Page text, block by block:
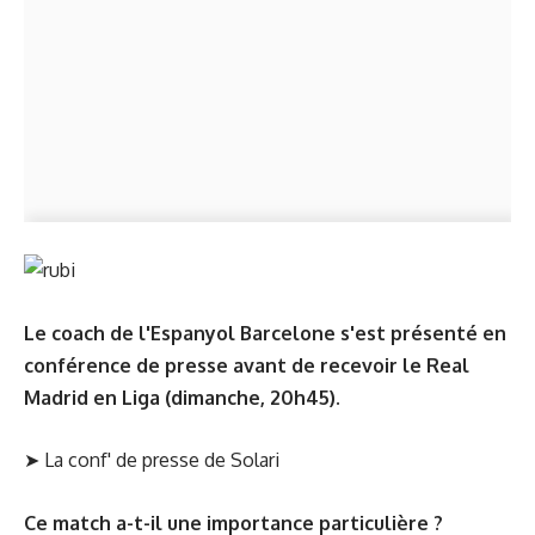
Le coach de l'Espanyol Barcelone s'est présenté en
conférence de presse avant de recevoir le Real
Madrid en Liga (dimanche, 20h45).
➤ La conf' de presse de Solari
Ce match a-t-il une importance particulière ?